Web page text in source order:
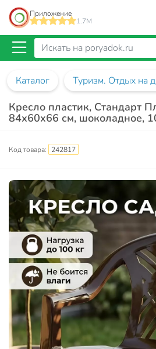
Приложение
1.7M
Каталог Туризм. Отдых на
Кресло пластик, Стандарт
84х60х66 см, шоколадное,
Код товара: 242817